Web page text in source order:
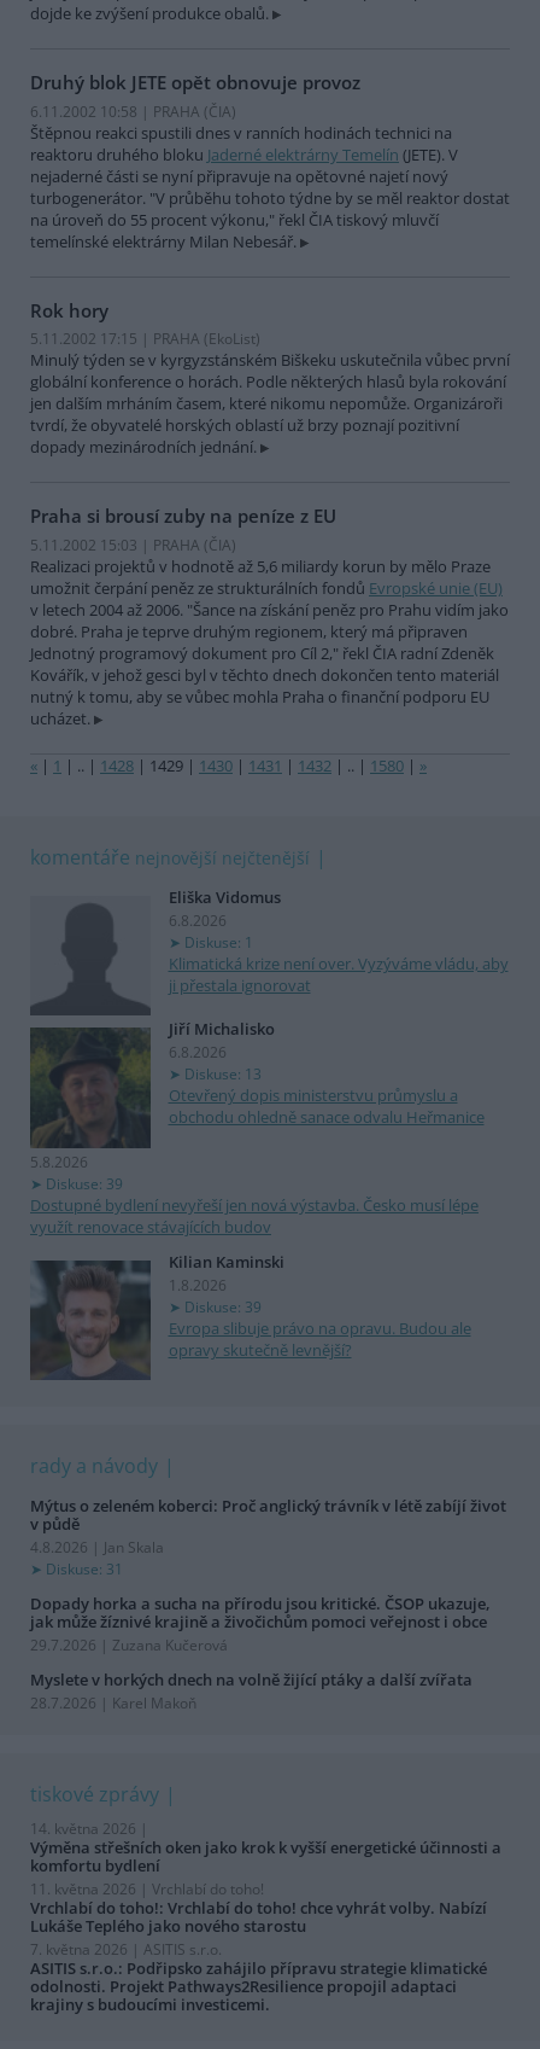
dojde ke zvýšení produkce obalů.
Druhý blok JETE opět obnovuje provoz
6.11.2002 10:58 | PRAHA (ČIA)
Štěpnou reakci spustili dnes v ranních hodinách technici na
reaktoru druhého bloku Jaderné elektrárny Temelín (JETE). V
nejaderné části se nyní připravuje na opětovné najetí nový
turbogenerátor. "V průběhu tohoto týdne by se měl reaktor dostat
na úroveň do 55 procent výkonu," řekl ČIA tiskový mluvčí
temelínské elektrárny Milan Nebesář.
Rok hory
5.11.2002 17:15 | PRAHA (EkoList)
Minulý týden se v kyrgyzstánském Biškeku uskutečnila vůbec první
globální konference o horách. Podle některých hlasů byla rokování
jen dalším mrháním časem, které nikomu nepomůže. Organizároři
tvrdí, že obyvatelé horských oblastí už brzy poznají pozitivní
dopady mezinárodních jednání.
Praha si brousí zuby na peníze z EU
5.11.2002 15:03 | PRAHA (ČIA)
Realizaci projektů v hodnotě až 5,6 miliardy korun by mělo Praze
umožnit čerpání peněz ze strukturálních fondů Evropské unie (EU)
v letech 2004 až 2006. "Šance na získání peněz pro Prahu vidím jako
dobré. Praha je teprve druhým regionem, který má připraven
Jednotný programový dokument pro Cíl 2," řekl ČIA radní Zdeněk
Kovářík, v jehož gesci byl v těchto dnech dokončen tento materiál
nutný k tomu, aby se vůbec mohla Praha o finanční podporu EU
ucházet.
« | 1 | .. | 1428 | 1429 | 1430 | 1431 | 1432 | .. | 1580 | »
komentáře nejnovější nejčtenější
Eliška Vidomus
6.8.2026
Diskuse: 1
Klimatická krize není over. Vyzýváme vládu, aby
ji přestala ignorovat
Jiří Michalisko
6.8.2026
Diskuse: 13
Otevřený dopis ministerstvu průmyslu a
obchodu ohledně sanace odvalu Heřmanice
5.8.2026
Diskuse: 39
Dostupné bydlení nevyřeší jen nová výstavba. Česko musí lépe
využít renovace stávajících budov
Kilian Kaminski
1.8.2026
Diskuse: 39
Evropa slibuje právo na opravu. Budou ale
opravy skutečně levnější?
rady a návody
Mýtus o zeleném koberci: Proč anglický trávník v létě zabíjí život
v půdě
4.8.2026 | Jan Skala
Diskuse: 31
Dopady horka a sucha na přírodu jsou kritické. ČSOP ukazuje,
jak může žíznivé krajině a živočichům pomoci veřejnost i obce
29.7.2026 | Zuzana Kučerová
Myslete v horkých dnech na volně žijící ptáky a další zvířata
28.7.2026 | Karel Makoň
tiskové zprávy
14. května 2026 |
Výměna střešních oken jako krok k vyšší energetické účinnosti a
komfortu bydlení
11. května 2026 | Vrchlabí do toho!
Vrchlabí do toho!: Vrchlabí do toho! chce vyhrát volby. Nabízí
Lukáše Teplého jako nového starostu
7. května 2026 | ASITIS s.r.o.
ASITIS s.r.o.: Podřipsko zahájilo přípravu strategie klimatické
odolnosti. Projekt Pathways2Resilience propojil adaptaci
krajiny s budoucími investicemi.